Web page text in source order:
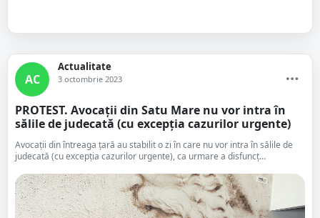
AC
Actualitate
3 octombrie 2023
PROTEST. Avocații din Satu Mare nu vor intra în
sălile de judecată (cu excepția cazurilor urgente)
Avocații din întreaga țară au stabilit o zi în care nu vor intra în sălile de
judecată (cu excepția cazurilor urgente), ca urmare a disfuncț...